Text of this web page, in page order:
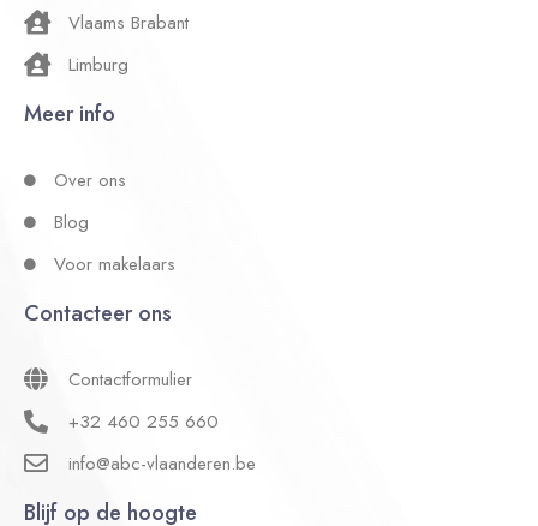
Vlaams Brabant
Limburg
Meer info
Over ons
Blog
Voor makelaars
Contacteer ons
Contactformulier
+32 460 255 660
info@abc-vlaanderen.be
Blijf op de hoogte